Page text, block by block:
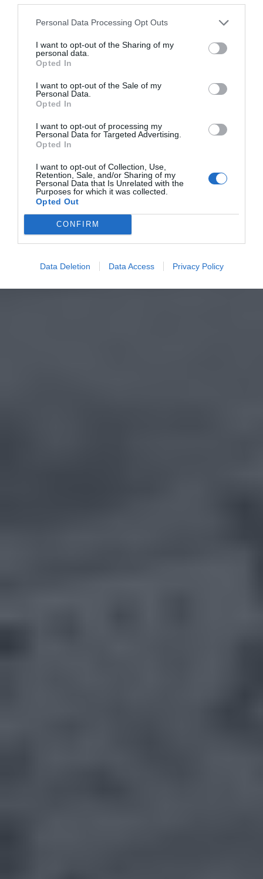
Personal Data Processing Opt Outs
I want to opt-out of the Sharing of my
personal data.
Opted In
I want to opt-out of the Sale of my
Personal Data.
Opted In
I want to opt-out of processing my
Personal Data for Targeted Advertising.
Opted In
I want to opt-out of Collection, Use,
Retention, Sale, and/or Sharing of my
Personal Data that Is Unrelated with the
Purposes for which it was collected.
Opted Out
CONFIRM
Data Deletion Data Access Privacy Policy